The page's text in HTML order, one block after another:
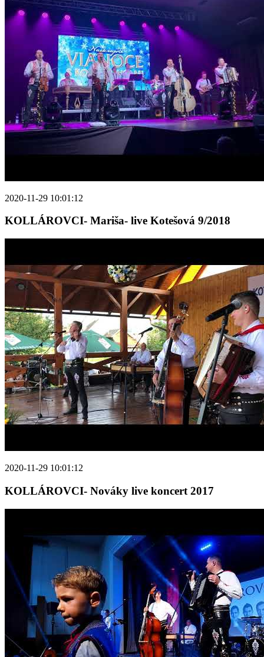
2020-11-29 10:01:12
KOLLÁROVCI- Mariša- live Kotešová 9/2018
2020-11-29 10:01:12
KOLLÁROVCI- Nováky live koncert 2017